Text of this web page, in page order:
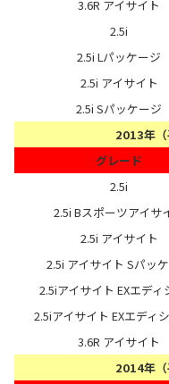
3.6R アイサイト
2.5i
2.5i Lパッケージ
2.5i アイサイト
2.5i Sパッケージ
2013年
グレード
2.5i
2.5i Bスポーツアイサ
2.5i アイサイト
2.5i アイサイト Sパッ
2.5iアイサイト EXエディ
2.5iアイサイト EXエディ
3.6R アイサイト
2014年